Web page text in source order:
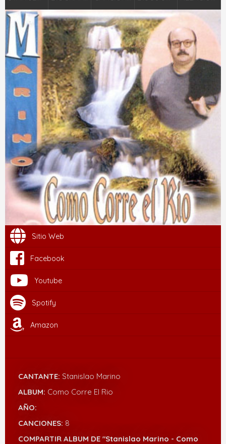
Sitio Web
Facebook
Youtube
Spotify
Amazon
CANTANTE: Stanislao Marino
ALBUM: Como Corre El Rio
AÑO:
CANCIONES: 8
COMPARTIR ALBUM DE "Stanislao Marino - Como